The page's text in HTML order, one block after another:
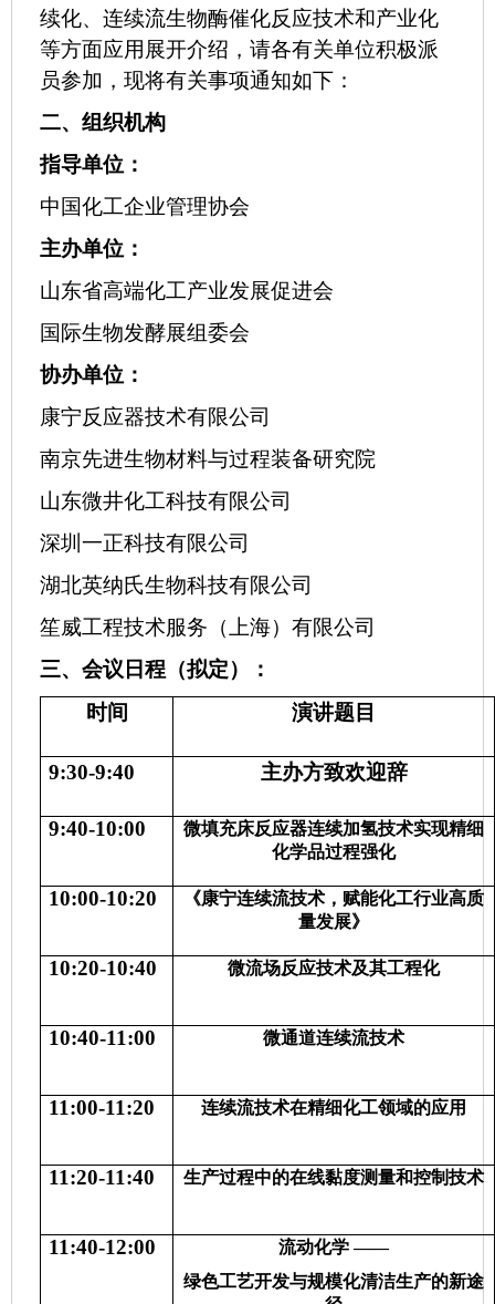
续化、连续流生物酶催化反应技术和产业化
等方面应用展开介绍，请各有关单位积极派
员参加，现将有关事项通知如下：
二、组织机构
指导单位：
中国化工企业管理协会
主办单位：
山东省高端化工产业发展促进会
国际生物发酵展组委会
协办单位：
康宁反应器技术有限公司
南京先进生物材料与过程装备研究院
山东微井化工科技有限公司
深圳一正科技有限公司
湖北英纳氏生物科技有限公司
笙威工程技术服务（上海）有限公司
三、会议日程（拟定）：
时间
演讲题目
9:30-9:40 主办方致欢迎辞
9:40-10:00
微填充床反应器连续加氢技术实现精细
化学品过程强化
10:00-10:20
《康宁连续流技术，赋能化工行业高质
量发展》
10:20-10:40 微流场反应技术及其工程化
10:40-11:00 微通道连续流技术
11:00-11:20 连续流技术在精细化工领域的应用
11:20-11:40 生产过程中的在线黏度测量和控制技术
11:40-12:00 流动化学 ——
绿色工艺开发与规模化清洁生产的新途